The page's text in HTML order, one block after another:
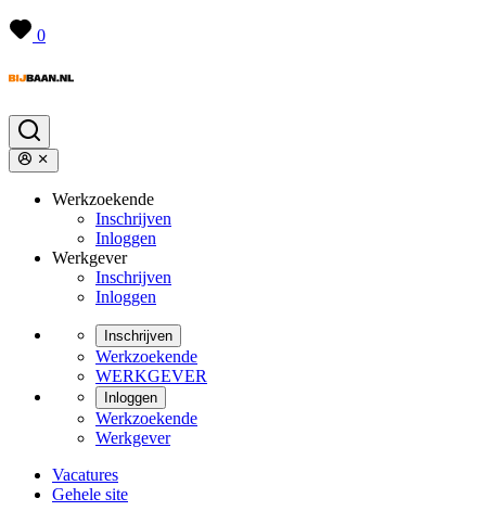
0
Werkzoekende
Inschrijven
Inloggen
Werkgever
Inschrijven
Inloggen
Inschrijven
Werkzoekende
WERKGEVER
Inloggen
Werkzoekende
Werkgever
Vacatures
Gehele site